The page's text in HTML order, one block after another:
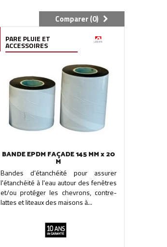
Comparer (0)
PARE PLUIE ET
ACCESSOIRES
BANDE EPDM FAÇADE 145 MM x 20
M
Bandes d’étanchéité pour assurer
l'étanchéité à l'eau autour des fenêtres
et/ou protéger les chevrons, contre-
lattes et liteaux des maisons à...